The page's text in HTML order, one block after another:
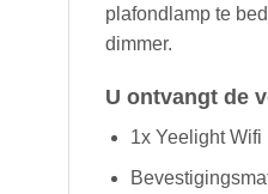
plafondlamp te
dimmer.
U ontvangt de
1x Yeelight